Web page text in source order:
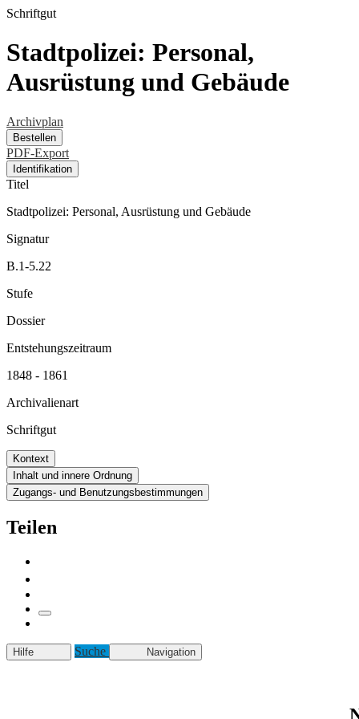
Schriftgut
Stadtpolizei: Personal,
Ausrüstung und Gebäude
Archivplan
Bestellen
PDF-Export
Identifikation
Titel
Stadtpolizei: Personal, Ausrüstung und Gebäude
Signatur
B.1-5.22
Stufe
Dossier
Entstehungszeitraum
1848 - 1861
Archivalienart
Schriftgut
Kontext
Inhalt und innere Ordnung
Zugangs- und Benutzungsbestimmungen
Teilen
Hilfe Suche Navigation